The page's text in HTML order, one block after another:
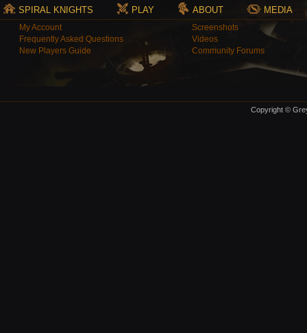
SPIRAL KNIGHTS PLAY ABOUT MEDIA
My Account
Frequently Asked Questions
New Players Guide
Screenshots
Videos
Community Forums
Copyright ©